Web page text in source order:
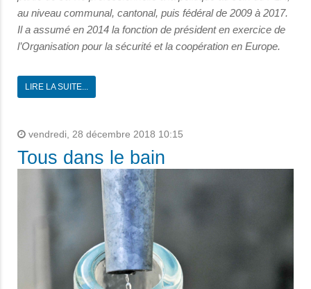
au niveau communal, cantonal, puis fédéral de 2009 à 2017.
Il a assumé en 2014 la fonction de président en exercice de
l’Organisation pour la sécurité et la coopération en Europe.
LIRE LA SUITE...
vendredi, 28 décembre 2018 10:15
Tous dans le bain